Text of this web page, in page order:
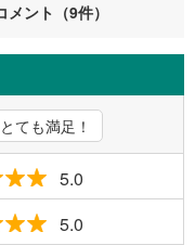
メント（9件）
とても満足！
5.0
5.0